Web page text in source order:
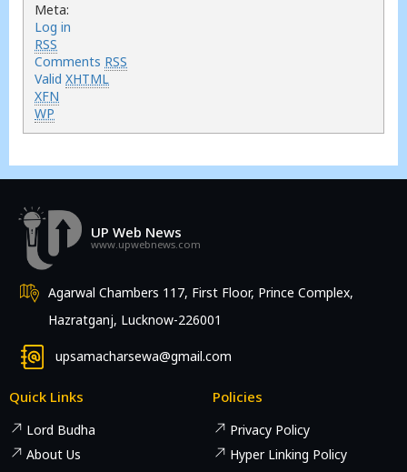
Meta:
Log in
RSS
Comments RSS
Valid XHTML
XFN
WP
UP Web News
www.upwebnews.com
Agarwal Chambers 117, First Floor, Prince Complex,
Hazratganj, Lucknow-226001
upsamacharsewa@gmail.com
Quick Links
Lord Budha
About Us
Policies
Privacy Policy
Hyper Linking Policy